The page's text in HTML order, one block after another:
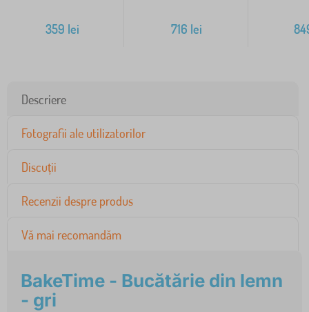
359 lei 716 lei
Descriere
Fotografii ale utilizatorilor
Discuții
Recenzii despre produs
Vă mai recomandăm
BakeTime - Bucătărie din lemn
- gri